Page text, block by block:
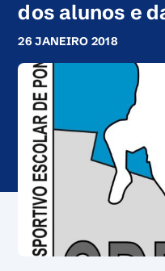
dos alunos e
26 JANEIRO 2018